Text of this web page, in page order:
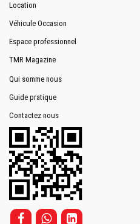
Location
Véhicule Occasion
Espace professionnel
TMR Magazine
Qui somme nous
Guide pratique
Contactez nous